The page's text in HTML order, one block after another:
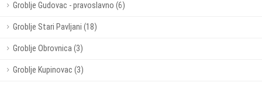
Groblje Gudovac - pravoslavno (6)
Groblje Stari Pavljani (18)
Groblje Obrovnica (3)
Groblje Kupinovac (3)